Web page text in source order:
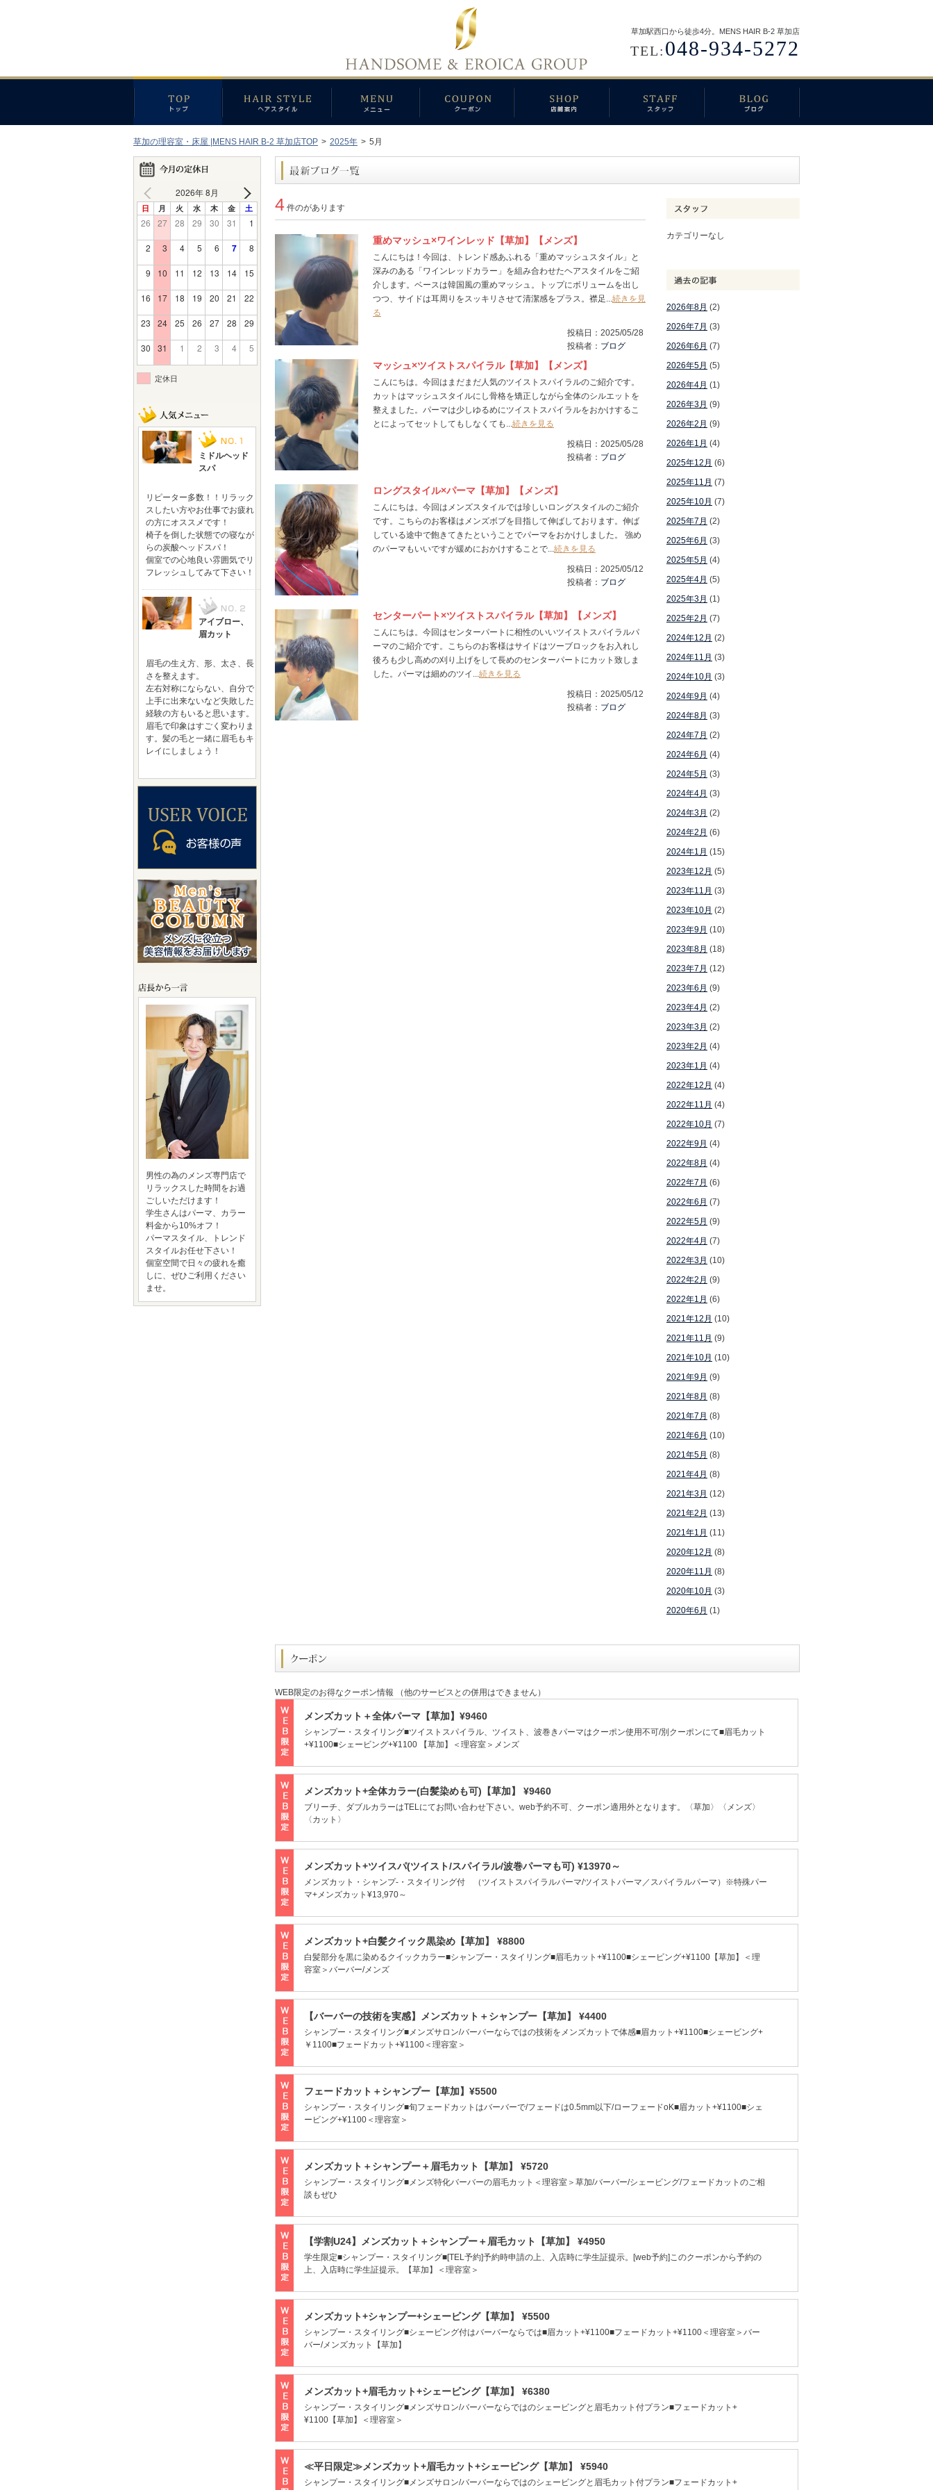
草加駅西口から徒歩4分。MENS HAIR B-2 草加店
TEL: 048-934-5272
草加の理容室・床屋 |MENS HAIR B-2 草加店TOP > 2025年 > 5月
4 件のがあります
重めマッシュ×ワインレッド【草加】【メンズ】
こんにちは！今回は、トレンド感あふれる「重めマッシュスタイル」と
深みのある「ワインレッドカラー」を組み合わせたヘアスタイルをご紹
介します。ベースは韓国風の重めマッシュ。トップにボリュームを出し
つつ、サイドは耳周りをスッキリさせて清潔感をプラス。襟足...続きを見
る
投稿日： 2025/05/28
投稿者： ブログ
マッシュ×ツイストスパイラル【草加】【メンズ】
こんにちは。今回はまだまだ人気のツイストスパイラルのご紹介です。
カットはマッシュスタイルにし骨格を矯正しながら全体のシルエットを
整えました。パーマは少しゆるめにツイストスパイラルをおかけするこ
とによってセットしてもしなくても...続きを見る
投稿日： 2025/05/28
投稿者： ブログ
ロングスタイル×パーマ【草加】【メンズ】
こんにちは。今回はメンズスタイルでは珍しいロングスタイルのご紹介
です。こちらのお客様はメンズボブを目指して伸ばしております。伸ば
している途中で飽きてきたということでパーマをおかけしました。 強め
のパーマもいいですが緩めにおかけすることで...続きを見る
投稿日： 2025/05/12
投稿者： ブログ
センターパート×ツイストスパイラル【草加】【メンズ】
こんにちは。今回はセンターパートに相性のいいツイストスパイラルパ
ーマのご紹介です。こちらのお客様はサイドはツーブロックをお入れし
後ろも少し高めの刈り上げをして長めのセンターパートにカット致しま
した。パーマは細めのツイ...続きを見る
投稿日： 2025/05/12
投稿者： ブログ
カテゴリーなし
2026年8月 (2)
2026年7月 (3)
2026年6月 (7)
2026年5月 (5)
2026年4月 (1)
2026年3月 (9)
2026年2月 (9)
2026年1月 (4)
2025年12月 (6)
2025年11月 (7)
2025年10月 (7)
2025年7月 (2)
2025年6月 (3)
2025年5月 (4)
2025年4月 (5)
2025年3月 (1)
2025年2月 (7)
2024年12月 (2)
2024年11月 (3)
2024年10月 (3)
2024年9月 (4)
2024年8月 (3)
2024年7月 (2)
2024年6月 (4)
2024年5月 (3)
2024年4月 (3)
2024年3月 (2)
2024年2月 (6)
2024年1月 (15)
2023年12月 (5)
2023年11月 (3)
2023年10月 (2)
2023年9月 (10)
2023年8月 (18)
2023年7月 (12)
2023年6月 (9)
2023年4月 (2)
2023年3月 (2)
2023年2月 (4)
2023年1月 (4)
2022年12月 (4)
2022年11月 (4)
2022年10月 (7)
2022年9月 (4)
2022年8月 (4)
2022年7月 (6)
2022年6月 (7)
2022年5月 (9)
2022年4月 (7)
2022年3月 (10)
2022年2月 (9)
2022年1月 (6)
2021年12月 (10)
2021年11月 (9)
2021年10月 (10)
2021年9月 (9)
2021年8月 (8)
2021年7月 (8)
2021年6月 (10)
2021年5月 (8)
2021年4月 (8)
2021年3月 (12)
2021年2月 (13)
2021年1月 (11)
2020年12月 (8)
2020年11月 (8)
2020年10月 (3)
2020年6月 (1)
WEB限定のお得なクーポン情報 （他のサービスとの併用はできません）
メンズカット＋全体パーマ【草加】¥9460
シャンプー・スタイリング■ツイストスパイラル、ツイスト、波巻きパーマはクーポン使用不可/別クーポンにて■眉毛カット
+¥1100■シェービング+¥1100 【草加】＜理容室＞メンズ
メンズカット+全体カラー(白髪染めも可)【草加】 ¥9460
ブリーチ、ダブルカラーはTELにてお問い合わせ下さい。web予約不可、クーポン適用外となります。〈草加〉〈メンズ〉
〈カット〉
メンズカット+ツイスパ(ツイスト/スパイラル/波巻パーマも可) ¥13970～
メンズカット・シャンプ-・スタイリング付 （ツイストスパイラルパーマ/ツイストパーマ／スパイラルパーマ）※特殊パー
マ+メンズカット¥13,970～
メンズカット+白髪クイック黒染め【草加】 ¥8800
白髪部分を黒に染めるクイックカラー■シャンプー・スタイリング■眉毛カット+¥1100■シェービング+¥1100【草加】＜理
容室＞バーバー/メンズ
【バーバーの技術を実感】メンズカット＋シャンプー【草加】 ¥4400
シャンプー・スタイリング■メンズサロン/バーバーならではの技術をメンズカットで体感■眉カット+¥1100■シェービング+
￥1100■フェードカット+¥1100＜理容室＞
フェードカット＋シャンプー【草加】¥5500
シャンプー・スタイリング■旬フェードカットはバーバーで/フェードは0.5mm以下/ローフェードoK■眉カット+¥1100■シェ
ービング+¥1100＜理容室＞
メンズカット＋シャンプー＋眉毛カット【草加】 ¥5720
シャンプー・スタイリング■メンズ特化バーバーの眉毛カット＜理容室＞草加/バーバー/シェービング/フェードカットのご相
談もぜひ
【学割U24】メンズカット＋シャンプー＋眉毛カット【草加】 ¥4950
学生限定■シャンプー・スタイリング■[TEL予約]予約時申請の上、入店時に学生証提示。[web予約]このクーポンから予約の
上、入店時に学生証提示。【草加】＜理容室＞
メンズカット+シャンプー+シェービング【草加】 ¥5500
シャンプー・スタイリング■シェービング付はバーバーならでは■眉カット+¥1100■フェードカット+¥1100＜理容室＞バー
バー/メンズカット【草加】
メンズカット+眉毛カット+シェービング【草加】 ¥6380
シャンプー・スタイリング■メンズサロン/バーバーならではのシェービングと眉毛カット付プラン■フェードカット+
¥1100【草加】＜理容室＞
≪平日限定≫メンズカット+眉毛カット+シェービング【草加】 ¥5940
シャンプー・スタイリング■メンズサロン/バーバーならではのシェービングと眉毛カット付プラン■フェードカット+
2026年 8月
日 月 火 水 木 金 土
26 27 28 29 30 31 1
2 3 4 5 6 7 8
9 10 11 12 13 14 15
16 17 18 19 20 21 22
23 24 25 26 27 28 29
30 31 1 2 3 4 5
定休日
ミドルヘッド
スパ
リピーター多数！！リラック
スしたい方やお仕事でお疲れ
の方にオススメです！
椅子を倒した状態での寝なが
らの炭酸ヘッドスパ！
個室での心地良い雰囲気でリ
フレッシュしてみて下さい！
アイブロー、
眉カット
眉毛の生え方、形、太さ、長
さを整えます。
左右対称にならない、自分で
上手に出来ないなど失敗した
経験の方もいると思います。
眉毛で印象はすごく変わりま
す。髪の毛と一緒に眉毛もキ
レイにしましょう！
男性の為のメンズ専門店で
リラックスした時間をお過
ごしいただけます！
学生さんはパーマ、カラー
料金から10%オフ！
パーマスタイル、トレンド
スタイルお任せ下さい！
個室空間で日々の疲れを癒
しに、ぜひご利用ください
ませ。